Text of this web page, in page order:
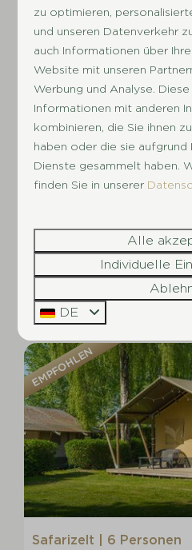
Gelderland, Terwolde
Freistehend
EMPFOHLEN
Safarizelt | 6 Personen
zu optimieren,
und unseren Datenverkehr
auch Informationen über
Website mit unseren
Werbung und Analyse.
Informationen mit anderen
kombinieren, die Sie ihnen
haben oder die sie aufgrund
Dienste gesammelt haben.
finden Sie in unserer
Alle
Individuelle
DE